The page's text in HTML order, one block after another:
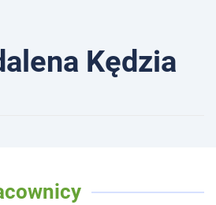
Kędzia